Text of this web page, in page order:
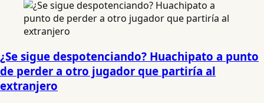
¿Se sigue despotenciando? Huachipato a punto
de perder a otro jugador que partiría al
extranjero